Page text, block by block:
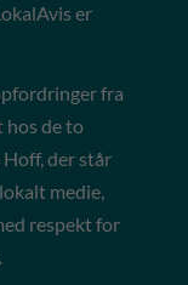
er
fra
hos de to
der står
medie,
respekt for